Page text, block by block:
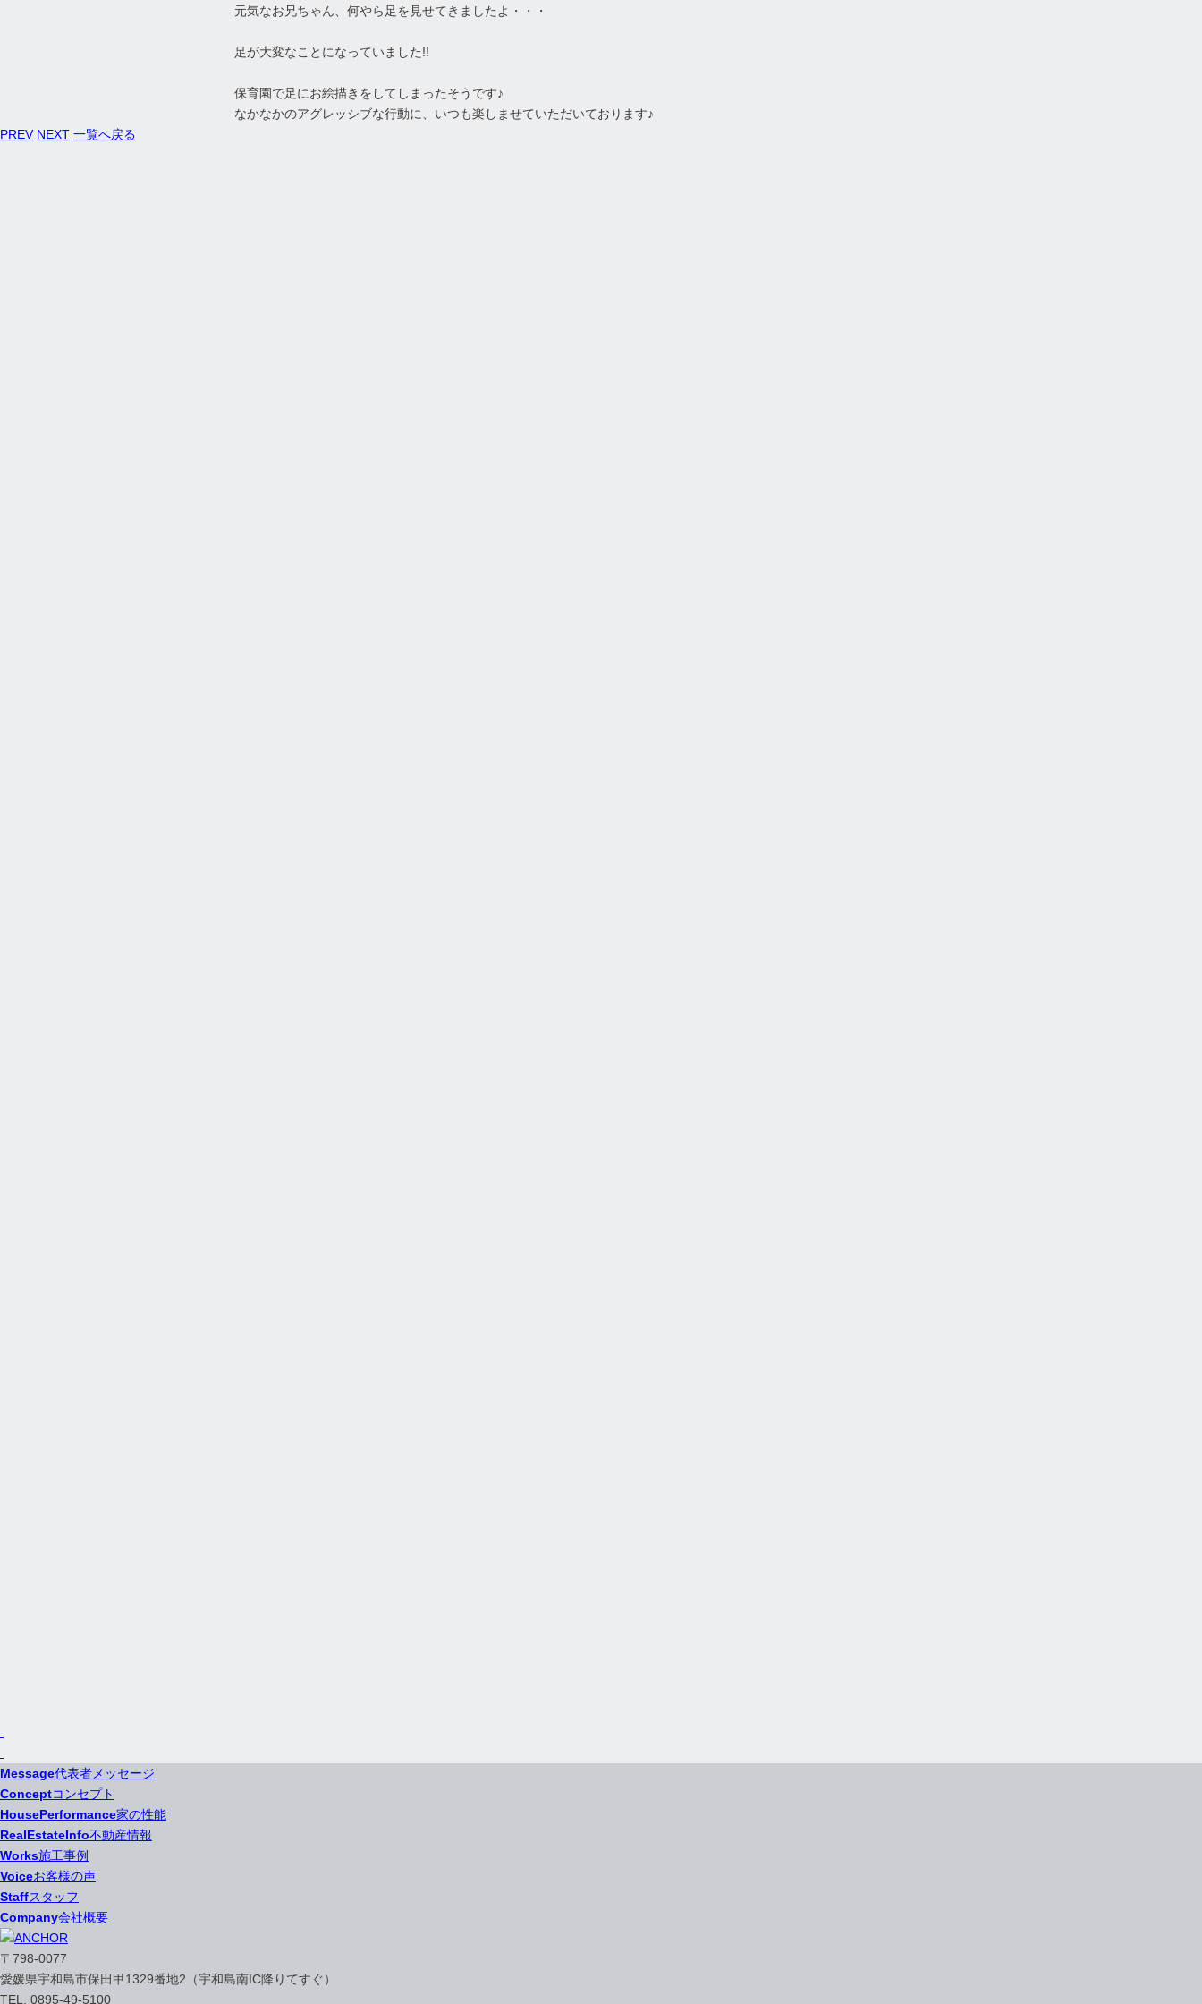
元気なお兄ちゃん、何やら足を見せてきましたよ・・・
足が大変なことになっていました!!
保育園で足にお絵描きをしてしまったそうです♪
なかなかのアグレッシブな行動に、いつも楽しませていただいております♪
PREV NEXT 一覧へ戻る
Message代表者メッセージ
Conceptコンセプト
HousePerformance家の性能
RealEstateInfo不動産情報
Works施工事例
Voiceお客様の声
Staffスタッフ
Company会社概要
〒798-0077
愛媛県宇和島市保田甲1329番地2（宇和島南IC降りてすぐ）
TEL. 0895-49-5100